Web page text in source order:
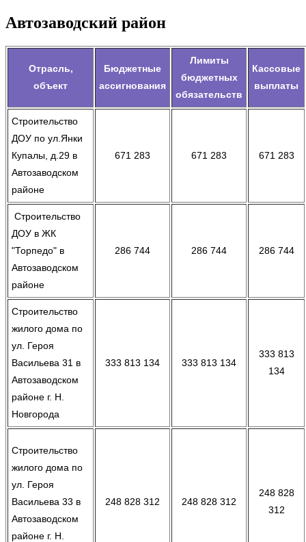
Автозаводский район
Отрасль,
объект
Бюджетные
ассигнования
Лимиты
бюджетных
обязательств
Кассовые
выплаты
Строительство
ДОУ по ул.Янки
Купалы, д.29 в
Автозаводском
районе
671 283 671 283 671 283
Строительство
ДОУ в ЖК
"Торпедо" в
Автозаводском
районе
286 744 286 744 286 744
Строительство
жилого дома по
ул. Героя
Васильева 31 в
Автозаводском
районе г. Н.
Новгорода
333 813 134 333 813 134
333 813
134
Строительство
жилого дома по
ул. Героя
Васильева 33 в
Автозаводском
районе г. Н.
248 828 312 248 828 312
248 828
312